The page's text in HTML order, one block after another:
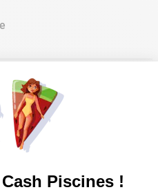
de préparation au
pour permettre une
et un démontage
Piscines !